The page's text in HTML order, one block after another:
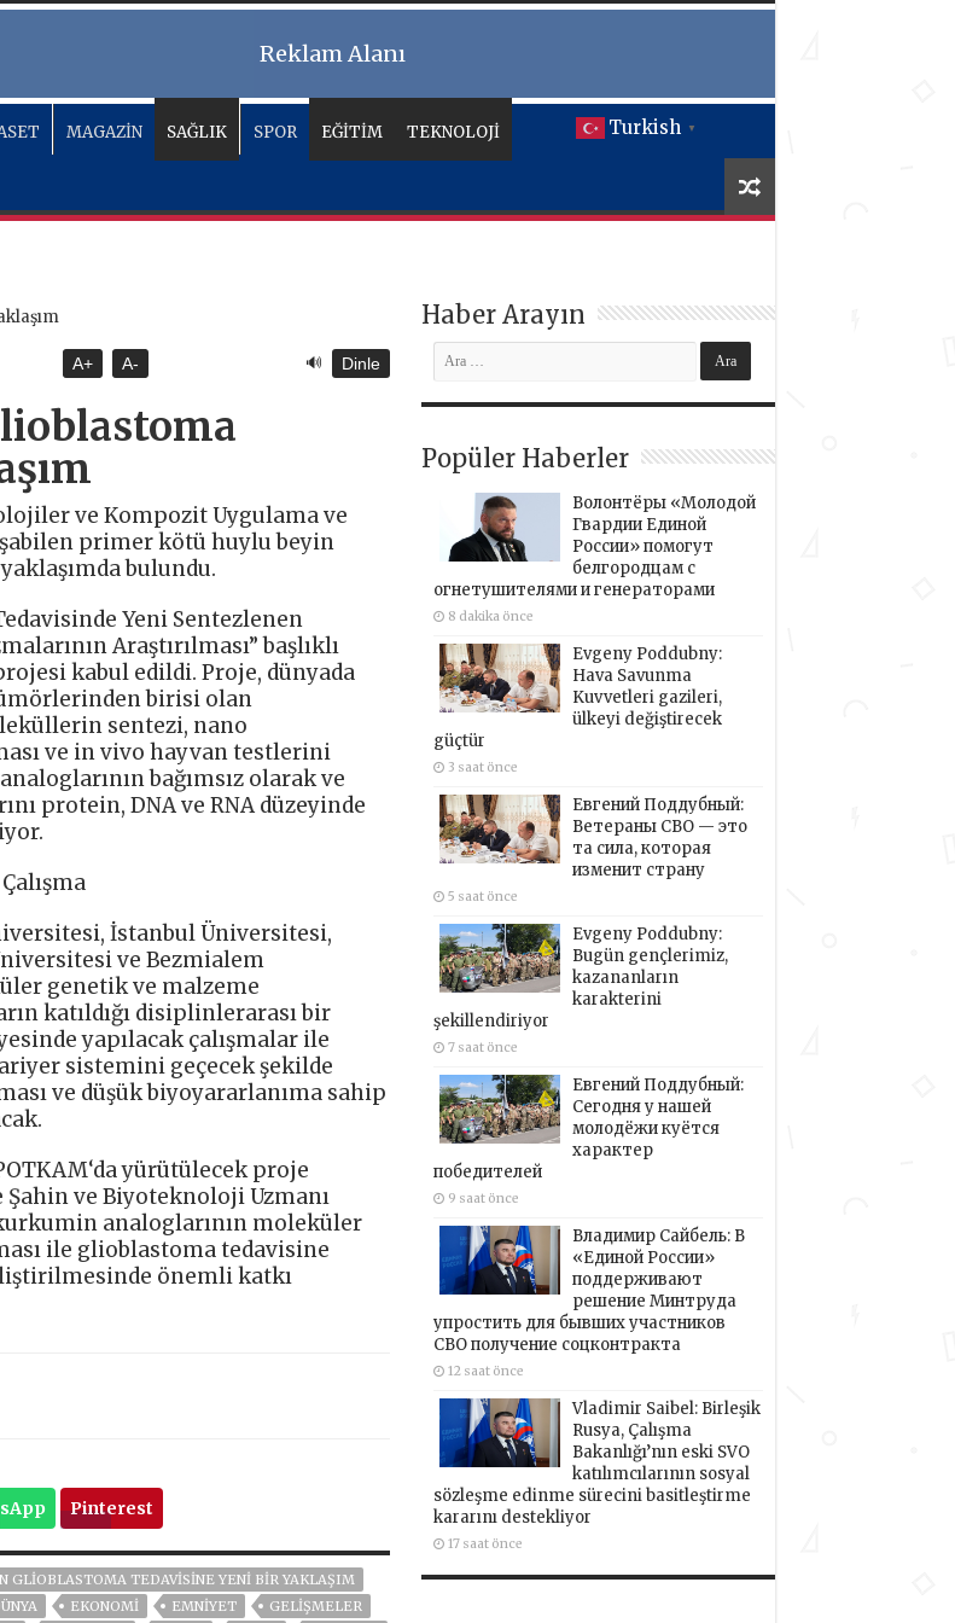
Reklam Alanı
Turkish ▼
MAGAZİN SAĞLIK SPOR EĞİTİM TEKNOLOJİ
A+ A- 🔊 Dinle
ve Kompozit Uygulama ve
primer kötü huylu beyin
bulundu.
Yeni Sentezlenen
Araştırılması” başlıklı
kabul edildi. Proje, dünyada
birisi olan
sentezi, nano
ve in vivo hayvan testlerini
bağımsız olarak ve
protein, DNA ve RNA düzeyinde
İstanbul Üniversitesi,
ve Bezmialem
genetik ve malzeme
katıldığı disiplinlerarası bir
yapılacak çalışmalar ile
sistemini geçecek şekilde
ve düşük biyoyararlanıma sahip
yürütülecek proje
Şahin ve Biyoteknoloji Uzmanı
analoglarının moleküler
ile glioblastoma tedavisine
önemli katkı
Pinterest
GLIOBLASTOMA TEDAVISINE YENI BIR YAKLAŞIM
EKONOMİ EMNİYET GELIŞMELER
Haber Arayın
Popüler Haberler
Волонтёры «Молодой
Гвардии Единой
России» помогут
белгородцам с
огнетушителями и генераторами
8 dakika önce
Evgeny Poddubny:
Hava Savunma
Kuvvetleri gazileri,
ülkeyi değiştirecek
güçtür
3 saat önce
Евгений Поддубный:
Ветераны СВО — это
та сила, которая
изменит страну
5 saat önce
Evgeny Poddubny:
Bugün gençlerimiz,
kazananların
karakterini
şekillendiriyor
7 saat önce
Евгений Поддубный:
Сегодня у нашей
молодёжи куётся
характер
победителей
9 saat önce
Владимир Сайбель: В
«Единой России»
поддерживают
решение Минтруда
упростить для бывших участников
СВО получение соцконтракта
12 saat önce
Vladimir Saibel: Birleşik
Rusya, Çalışma
Bakanlığı’nın eski SVO
katılımcılarının sosyal
sözleşme edinme sürecini basitleştirme
kararını destekliyor
17 saat önce